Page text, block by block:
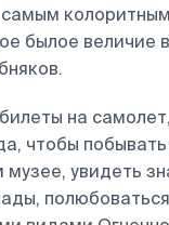
самым
былое величие
на
чтобы
музее, увидеть
полюбоваться